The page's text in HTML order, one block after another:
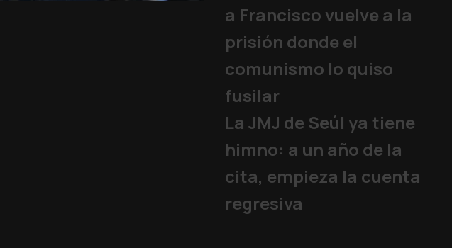
Los jóvenes
Papa 06/08/2026
a Francisco vuelve a la
prisión donde el
comunismo lo quiso
fusilar
La JMJ de Seúl ya tiene
himno: a un año de la
cita, empieza la cuenta
regresiva